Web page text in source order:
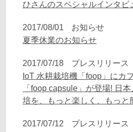
ひさんのスペシャルインタビ
2017/08/01
お知らせ
夏季休業のお知らせ
2017/07/18
プレスリリース
IoT 水耕栽培機「foop」にカ
「foop capsule」が登場! 日
培を、もっと楽しく、もっと
2017/07/12
プレスリリース